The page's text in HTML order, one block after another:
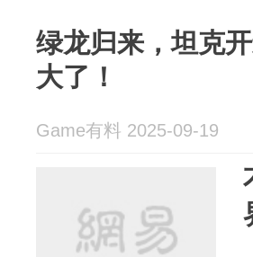
绿龙归来，坦克
大了！
Game有料 2025-09-19